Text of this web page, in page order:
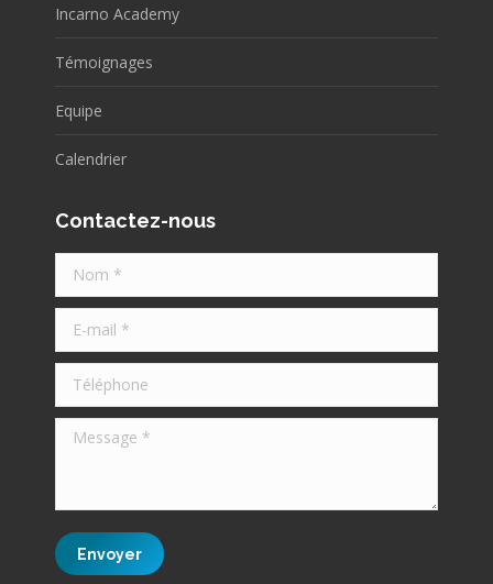
windowwindowwindowwindow
Incarno Academy
Témoignages
Equipe
Calendrier
Contactez-nous
Nom *
E-mail *
Téléphone
Message *
Envoyer